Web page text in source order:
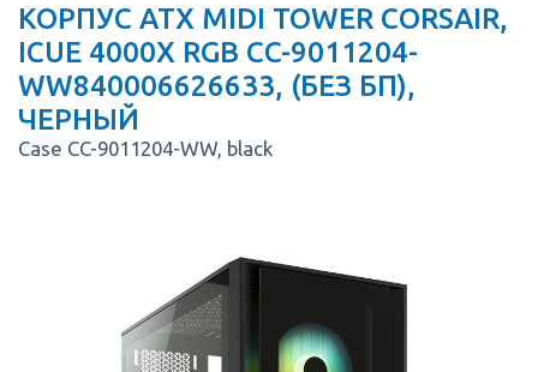
КОРПУС ATX MIDI TOWER CORSAIR,
ICUE 4000X RGB CC-9011204-
WW840006626633, (БЕЗ БП),
ЧЕРНЫЙ
Case CC-9011204-WW, black